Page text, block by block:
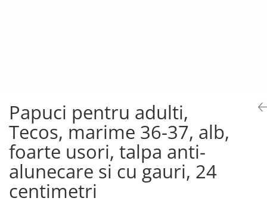
Papuci pentru adulti,
Tecos, marime 36-37, alb,
foarte usori, talpa anti-
alunecare si cu gauri, 24
centimetri